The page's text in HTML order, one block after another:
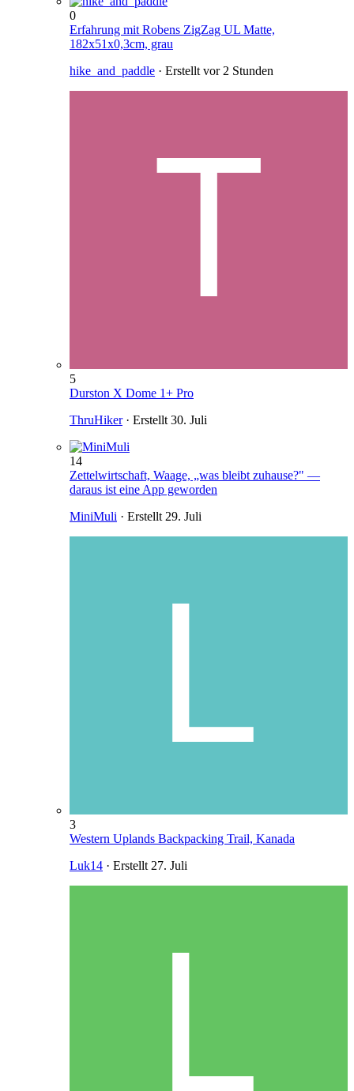
0
Erfahrung mit Robens ZigZag UL Matte,
182x51x0,3cm, grau
hike_and_paddle · Erstellt vor 2 Stunden
5
Durston X Dome 1+ Pro
ThruHiker· Erstellt 30. Juli
14
Zettelwirtschaft, Waage, „was bleibt zuhause?" —
daraus ist eine App geworden
MiniMuli · Erstellt 29. Juli
3
Western Uplands Backpacking Trail, Kanada
Luk14 · Erstellt 27. Juli